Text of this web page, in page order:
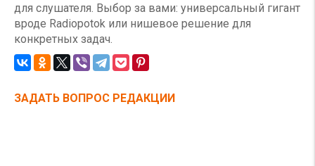
для слушателя. Выбор за вами: универсальный гигант
вроде Radiopotok или нишевое решение для
конкретных задач.
ЗАДАТЬ ВОПРОС РЕДАКЦИИ